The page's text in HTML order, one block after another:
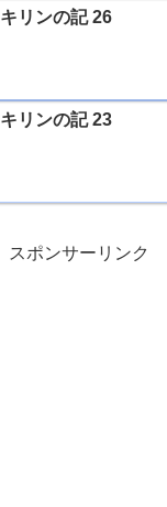
キリンの記 26
キリンの記 23
スポンサーリンク